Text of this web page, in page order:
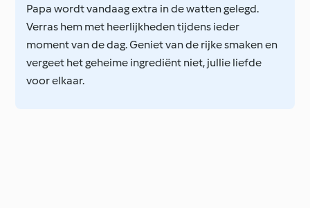
Papa wordt vandaag extra in de watten gelegd.
Verras hem met heerlijkheden tijdens ieder
moment van de dag. Geniet van de rijke smaken en
vergeet het geheime ingrediënt niet, jullie liefde
voor elkaar.